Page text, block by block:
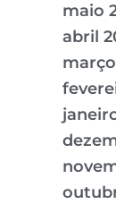
maio
abril